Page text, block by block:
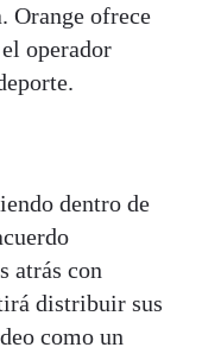
Orange ofrece
operador
dentro de
atrás con
distribuir sus
como un